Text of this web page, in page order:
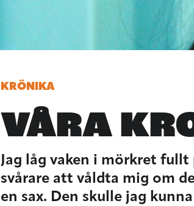
KRÖNIKA
VÅRA
Jag låg vaken i mörkret
svårare att våldta mig om
en sax. Den skulle jag